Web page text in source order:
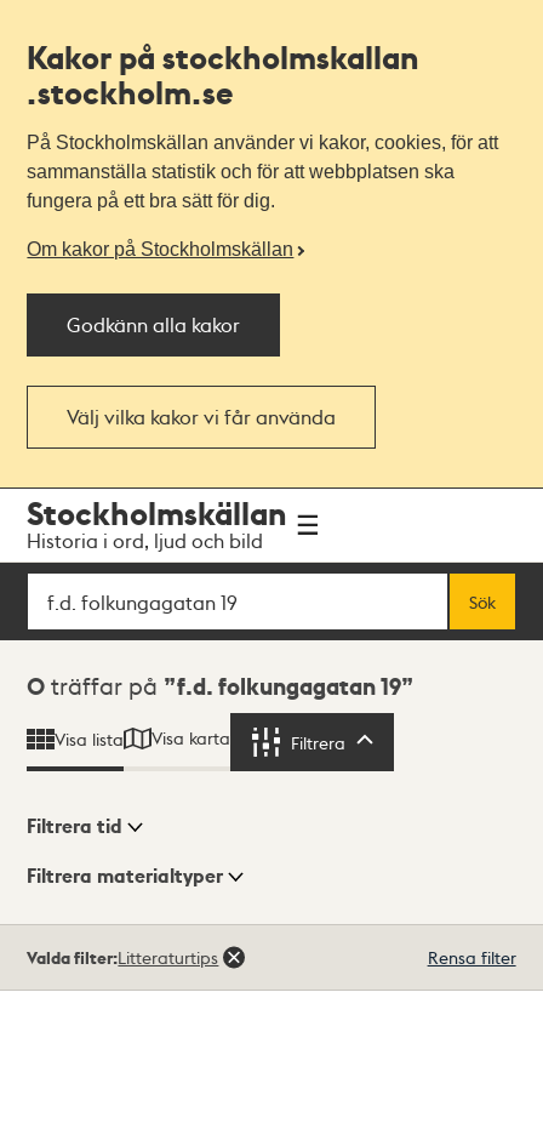
Kakor på stockholmskallan
.stockholm.se
På Stockholmskällan använder vi kakor, cookies, för att
sammanställa statistik och för att webbplatsen ska
fungera på ett bra sätt för dig.
Om kakor på Stockholmskällan
Godkänn alla kakor
Välj vilka kakor vi får använda
navigationen
huvudinnehållet
Stockholmskällan
Historia i ord, ljud och bild
Sök
Sök
Sökresultat
0 träffar på f.d. folkungagatan 19
Visa lista Visa karta Filtrera
Visningsläge
Filtrera tid
Filtrera materialtyper
träffar
Valda filter:Litteraturtips Rensa filter